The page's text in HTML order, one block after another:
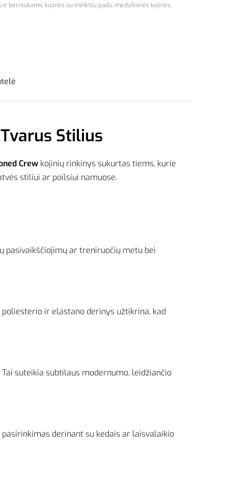
ir berniukams, kojinės su minkštu padu, medvilninės kojinės,
Stilius
Crew kojinių rinkinys sukurtas tiems, kurie
stiliui ar poilsiui namuose.
pasivaikščiojimų ar treniruočių metu bei
ir elastano derinys užtikrina, kad
suteikia subtilaus modernumo, leidžiančio
derinant su kedais ar laisvalaikio